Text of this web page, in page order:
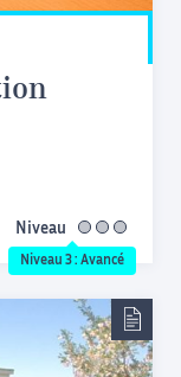
Niveau avancé
Niveau 3 : Avancé